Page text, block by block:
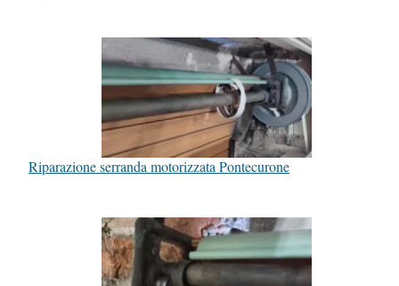
Riparazione serranda motorizzata Pontecurone